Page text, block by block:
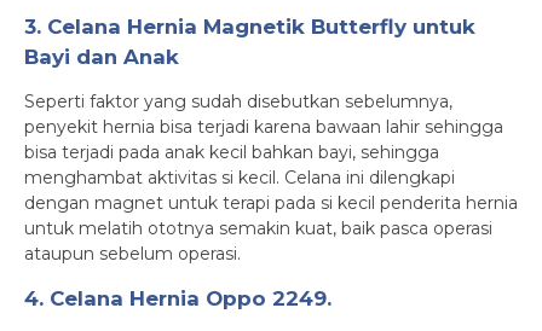
3. Celana Hernia Magnetik Butterfly untuk
Bayi dan Anak
Seperti faktor yang sudah disebutkan sebelumnya,
penyekit hernia bisa terjadi karena bawaan lahir sehingga
bisa terjadi pada anak kecil bahkan bayi, sehingga
menghambat aktivitas si kecil. Celana ini dilengkapi
dengan magnet untuk terapi pada si kecil penderita hernia
untuk melatih ototnya semakin kuat, baik pasca operasi
ataupun sebelum operasi.
4. Celana Hernia Oppo 2249.